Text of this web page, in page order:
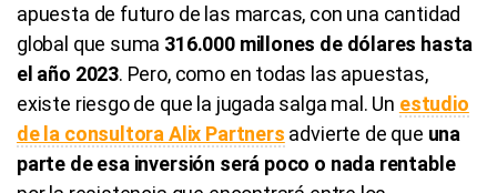
apuesta de futuro de las marcas, con una cantidad
global que suma 316.000 millones de dólares hasta
el año 2023. Pero, como en todas las apuestas,
existe riesgo de que la jugada salga mal. Un estudio
de la consultora Alix Partners advierte de que una
parte de esa inversión será poco o nada rentable